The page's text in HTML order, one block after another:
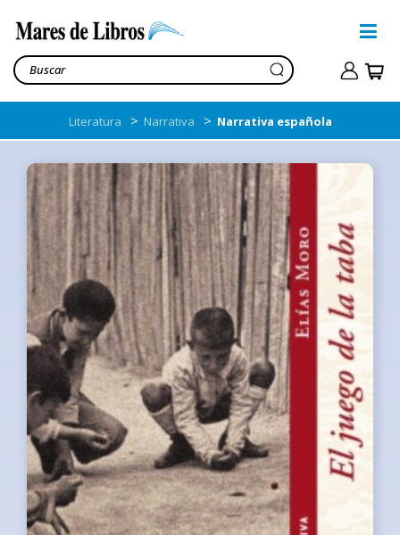
Literatura > Narrativa > Narrativa española